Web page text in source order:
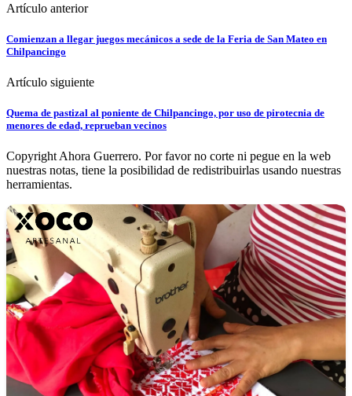
Artículo anterior
Comienzan a llegar juegos mecánicos a sede de la Feria de San Mateo en
Chilpancingo
Artículo siguiente
Quema de pastizal al poniente de Chilpancingo, por uso de pirotecnia de
menores de edad, reprueban vecinos
Copyright Ahora Guerrero. Por favor no corte ni pegue en la web
nuestras notas, tiene la posibilidad de redistribuirlas usando nuestras
herramientas.